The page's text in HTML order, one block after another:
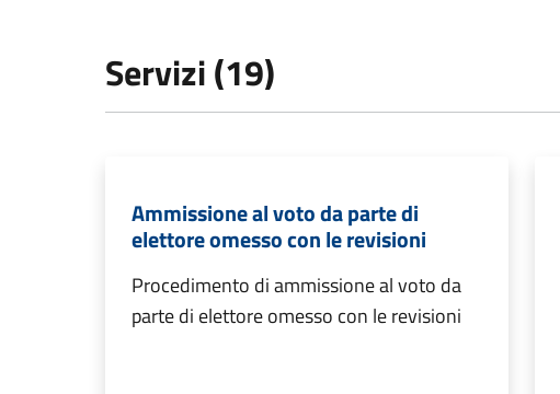
Servizi (19)
Ammissione al voto da parte di
elettore omesso con le revisioni
Procedimento di ammissione al voto da
parte di elettore omesso con le revisioni